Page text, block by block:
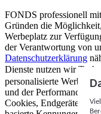
FONDS professionell
Gründen die
Werbeplatz zur
der Verantwortung von
Datenschutzerklärung
Dienste nutzen wir
personalisierte Werbung
und der Performance
Cookies, Endgeräte-